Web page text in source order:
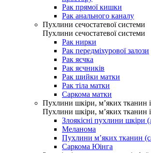
Рак прямої кишки
Рак анального каналу
Пухлини сечостатевої системи
Пухлини сечостатевої системи
Рак нирки
Рак передміхурової залози
Рак яєчка
Рак яєчників
Рак шийки матки
Рак тіла матки
Саркома матки
Пухлини шкіри, м’яких тканин і
Пухлини шкіри, м’яких тканин і
Злоякісні пухлини шкіри
Меланома
Пухлини м’яких тканин
Саркома Юінга